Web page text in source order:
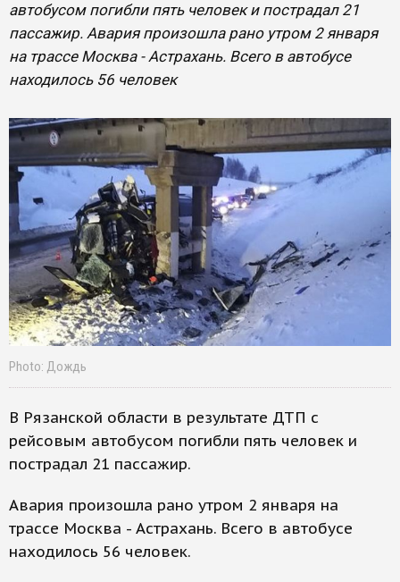
автобусом погибли пять человек и пострадал 21
пассажир. Авария произошла рано утром 2 января
на трассе Москва - Астрахань. Всего в автобусе
находилось 56 человек
Photo: Дождь
В Рязанской области в результате ДТП с
рейсовым автобусом погибли пять человек и
пострадал 21 пассажир.
Авария произошла рано утром 2 января на
трассе Москва - Астрахань. Всего в автобусе
находилось 56 человек.